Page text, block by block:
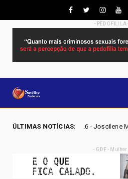
- PEDOFILILA
ÚLTIMAS NOTÍCIAS:
2026 - Joscilene Mangão lidera disputa
- GDF - Mulher